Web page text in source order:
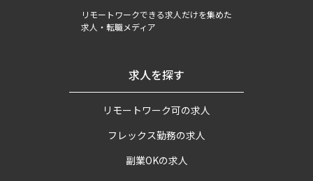
リモートワークできる求人だけを集めた
求人・転職メディア
求人を探す
リモートワーク可の求人
フレックス勤務の求人
副業OKの求人